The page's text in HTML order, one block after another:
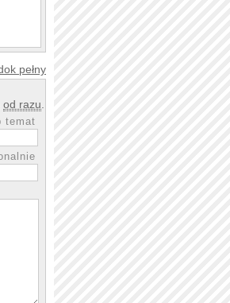
pełny
od razu
temat